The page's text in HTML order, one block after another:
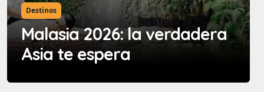
Destinos
Malasia 2026: la verdadera
Asia te espera